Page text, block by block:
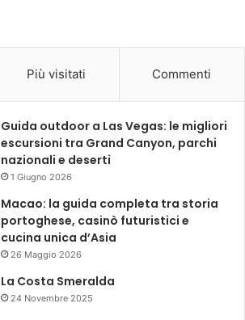
Più visitati Commenti
Guida outdoor a Las Vegas: le migliori
escursioni tra Grand Canyon, parchi
nazionali e deserti
1 Giugno 2026
Macao: la guida completa tra storia
portoghese, casinò futuristici e
cucina unica d’Asia
26 Maggio 2026
La Costa Smeralda
24 Novembre 2025